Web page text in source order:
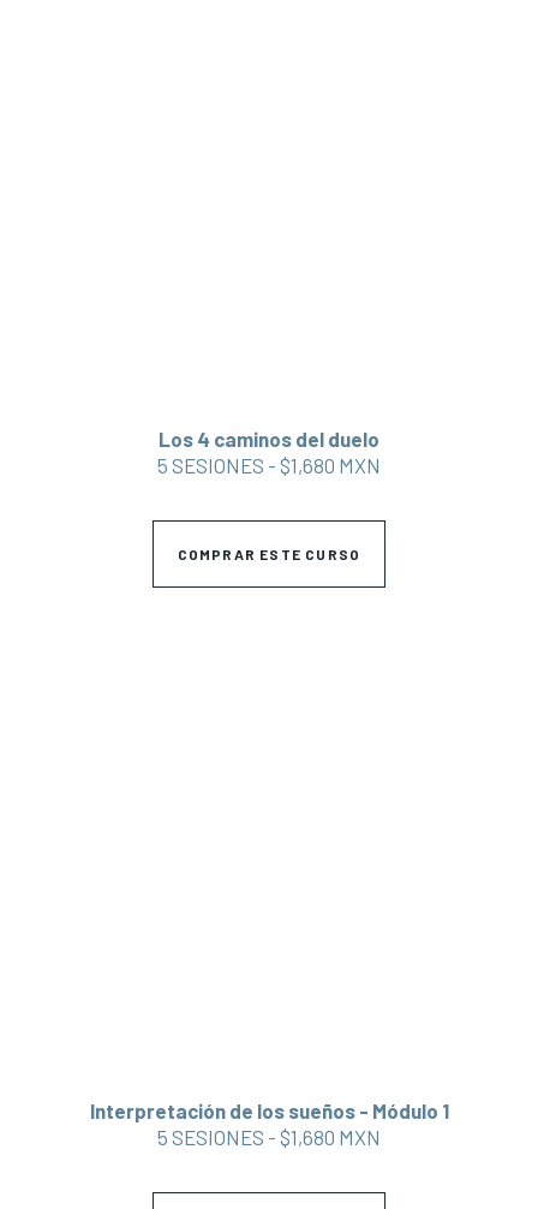
Los 4 caminos del duelo
5 SESIONES - $1,680 MXN
COMPRAR ESTE CURSO
Interpretación de los sueños - Módulo 1
5 SESIONES - $1,680 MXN